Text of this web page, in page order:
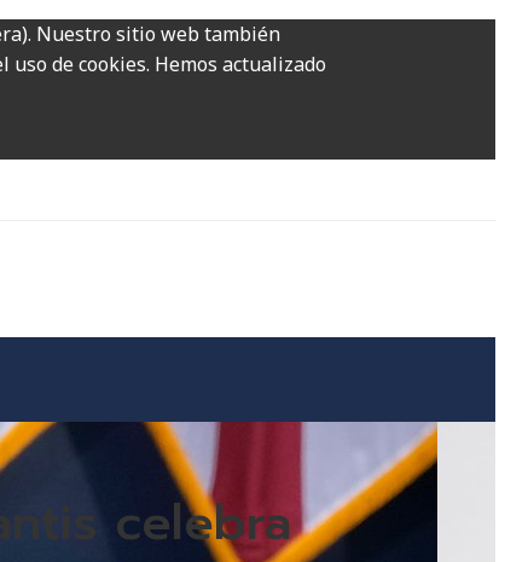
Nuestro sitio web también
de cookies. Hemos actualizado
celebra